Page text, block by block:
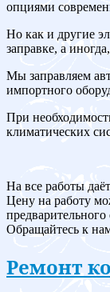
опциями
Но как и другие
заправке, а
Мы заправляем
импортного
При
климатических
На все работы
Цену на работу
предварительного
Обращайтесь к
Ремонт